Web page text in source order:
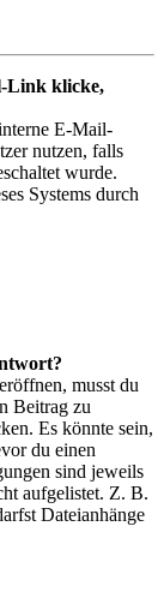
Link klicke,
E-Mail-
nutzen, falls
wurde.
Systems durch
musst du
Beitrag zu
Es könnte sein,
du einen
sind jeweils
aufgelistet. Z. B.
Dateianhänge